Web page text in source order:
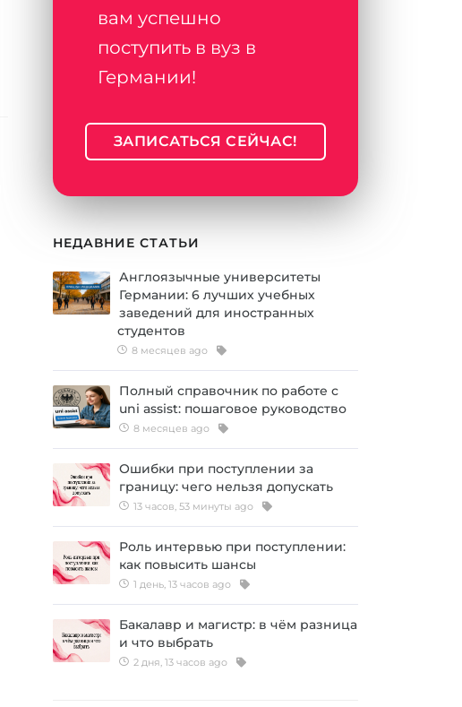
вам успешно
поступить в вуз в
Германии!
ЗАПИСАТЬСЯ СЕЙЧАС!
НЕДАВНИЕ СТАТЬИ
Англоязычные университеты
Германии: 6 лучших учебных
заведений для иностранных
студентов
8 месяцев ago
Полный справочник по работе с
uni assist: пошаговое руководство
8 месяцев ago
Ошибки при поступлении за
границу: чего нельзя допускать
13 часов, 53 минуты ago
Роль интервью при поступлении:
как повысить шансы
1 день, 13 часов ago
Бакалавр и магистр: в чём разница
и что выбрать
2 дня, 13 часов ago